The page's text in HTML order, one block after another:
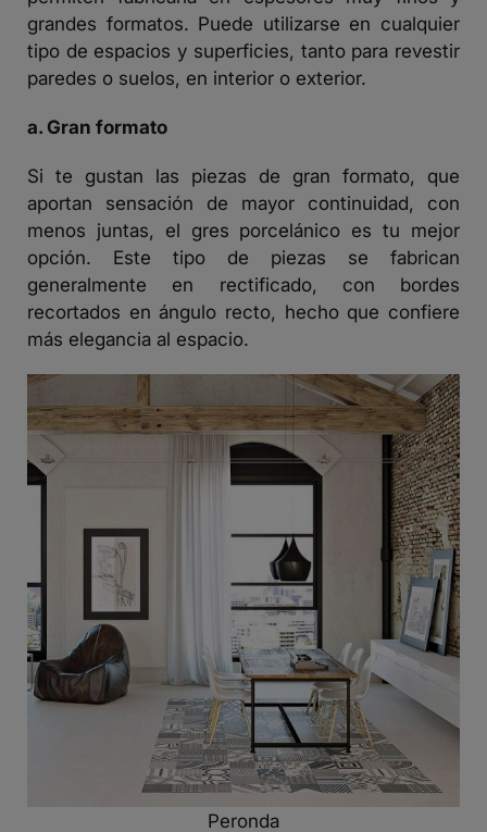
grandes formatos. Puede utilizarse en cualquier
tipo de espacios y superficies, tanto para revestir
paredes o suelos, en interior o exterior.
a. Gran formato
Si te gustan las piezas de gran formato, que
aportan sensación de mayor continuidad, con
menos juntas, el gres porcelánico es tu mejor
opción. Este tipo de piezas se fabrican
generalmente en rectificado, con bordes
recortados en ángulo recto, hecho que confiere
más elegancia al espacio.
Peronda